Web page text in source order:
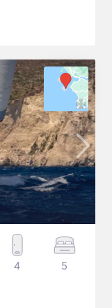
4 5